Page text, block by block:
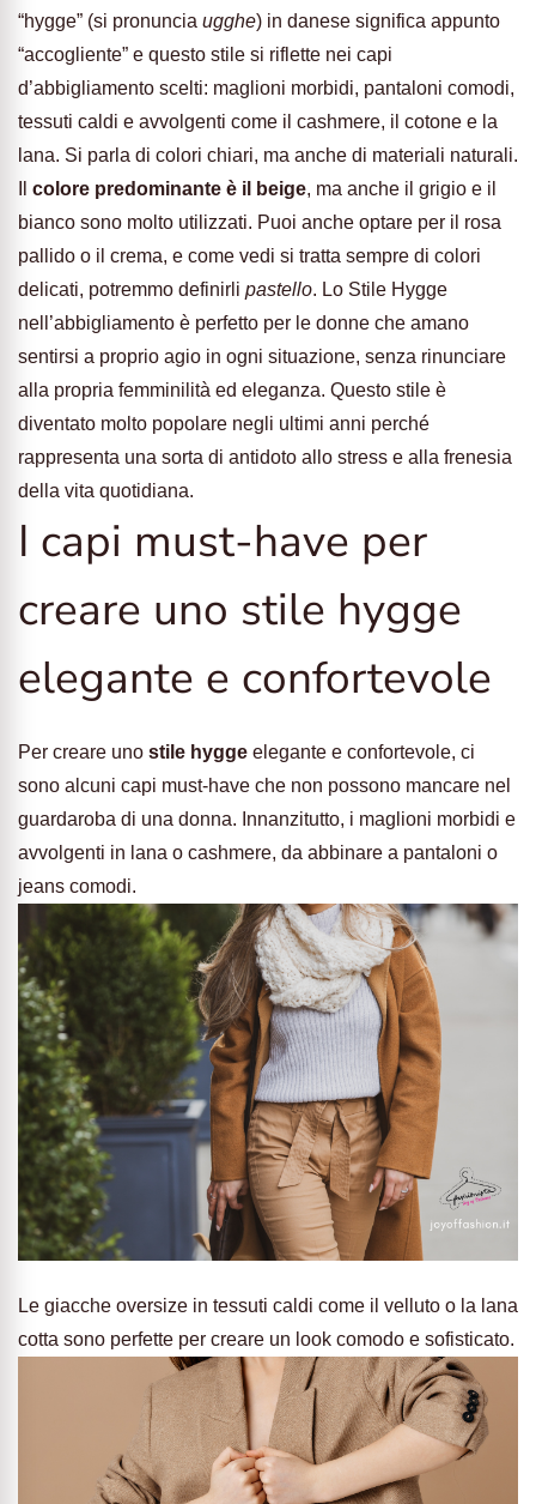
“hygge” (si pronuncia ugghe) in danese significa appunto
“accogliente” e questo stile si riflette nei capi
d’abbigliamento scelti: maglioni morbidi, pantaloni comodi,
tessuti caldi e avvolgenti come il cashmere, il cotone e la
lana. Si parla di colori chiari, ma anche di materiali naturali.
colore predominante è il beige, ma anche il grigio e il
bianco sono molto utilizzati. Puoi anche optare per il rosa
pallido o il crema, e come vedi si tratta sempre di colori
delicati, potremmo definirli pastello. Lo Stile Hygge
nell’abbigliamento è perfetto per le donne che amano
sentirsi a proprio agio in ogni situazione, senza rinunciare
alla propria femminilità ed eleganza. Questo stile è
diventato molto popolare negli ultimi anni perché
rappresenta una sorta di antidoto allo stress e alla frenesia
della vita quotidiana.
I capi must-have per
creare uno stile hygge
elegante e confortevole
Per creare uno stile hygge elegante e confortevole, ci
sono alcuni capi must-have che non possono mancare nel
guardaroba di una donna. Innanzitutto, i maglioni morbidi e
avvolgenti in lana o cashmere, da abbinare a pantaloni o
jeans comodi.
Le giacche oversize in tessuti caldi come il velluto o la lana
cotta sono perfette per creare un look comodo e sofisticato.